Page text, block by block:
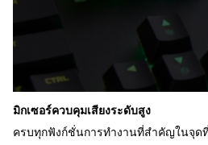
มิกเซอร์ควบคุมเสียงระดับสูง
ครบทุกฟังก์ชั่นการทำงานที่สำคัญในจุดที่